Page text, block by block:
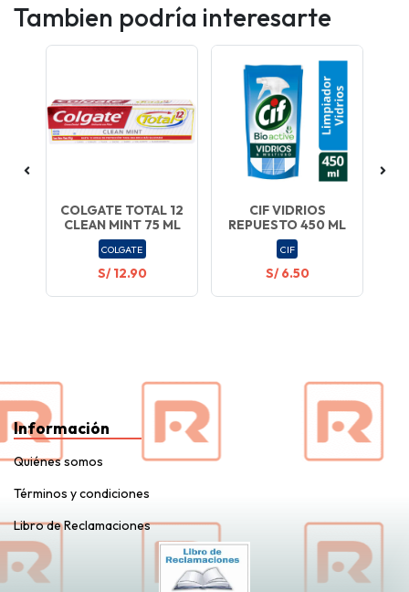
Tambien podría interesarte
COLGATE TOTAL 12
CLEAN MINT 75 ML
COLGATE
S/ 12.90
CIF VIDRIOS
REPUESTO 450 ML
CIF
S/ 6.50
Información
Quiénes somos
Términos y condiciones
Libro de Reclamaciones